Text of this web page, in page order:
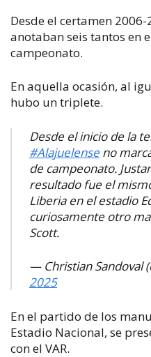
Desde el certamen
anotaban seis tantos en
campeonato.
En aquella ocasión, al
hubo un triplete.
Desde el inicio de la
#Alajuelense no
de campeonato.
resultado fue el
Liberia en el estadio
curiosamente otro
Scott.
— Christian Sandoval
2025
En el partido de los
Estadio Nacional, se
con el VAR.